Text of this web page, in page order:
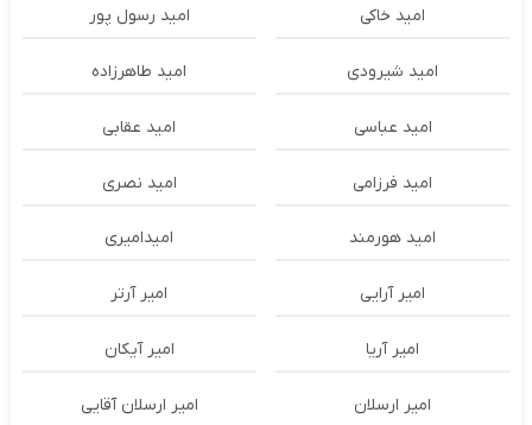
امید خاکی امید رسول پور
امید شیرودی امید طاهرزاده
امید عباسی امید عقابی
امید فرزامی امید نصری
امید هورمند امیدامیری
امیر آرایی امیر آرتر
امیر آریا امیر آیکان
امیر ارسلان امیر ارسلان آقایی